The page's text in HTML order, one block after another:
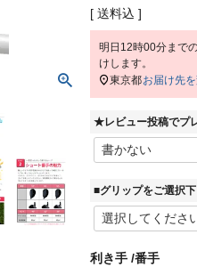
送料込
明日 12時00分まで
けします。
東京都お届け先
★レビュー投稿でプ
■グリップをご選択
利き手 番手